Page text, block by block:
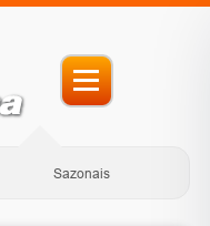
Sazonais